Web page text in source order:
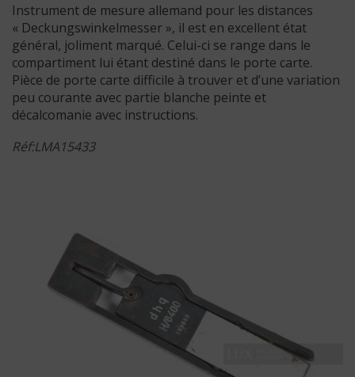
Instrument de mesure allemand pour les distances
« Deckungswinkelmesser », il est en excellent état
général, joliment marqué. Celui-ci se range dans le
compartiment lui étant destiné dans le porte carte.
Pièce de porte carte difficile à trouver et d’une variation
peu courante avec partie blanche peinte et
décalcomanie avec instructions.
Réf:LMA15433